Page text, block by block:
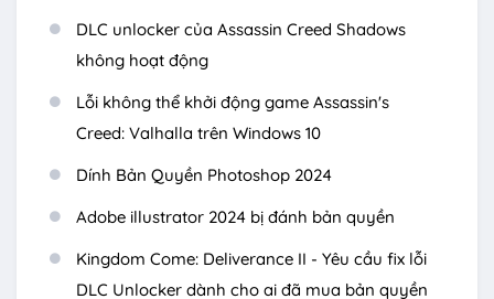
DLC unlocker của Assassin Creed Shadows
không hoạt động
Lỗi không thể khởi động game Assassin's
Creed: Valhalla trên Windows 10
Dính Bản Quyền Photoshop 2024
Adobe illustrator 2024 bị đánh bản quyền
Kingdom Come: Deliverance II - Yêu cầu fix lỗi
DLC Unlocker dành cho ai đã mua bản quyền